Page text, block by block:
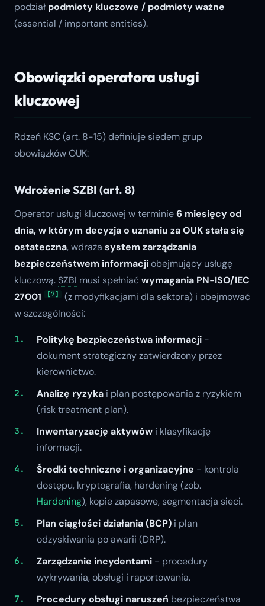
podział podmioty kluczowe / podmioty ważne
(essential / important entities).
Obowiązki operatora usługi
kluczowej
Rdzeń KSC(art. 8-15) definiuje siedem grup
obowiązków OUK:
Wdrożenie SZBI (art. 8)
Operator usługi kluczowej w terminie6 miesięcy od
dnia, w którym decyzja o uznaniu za OUK stała się
ostateczna, wdraża system zarządzania
bezpieczeństwem informacjiobejmujący usługę
kluczową.SZBI musi spełniaćwymagania PN-ISO/IEC
27001
[7]
(z modyfikacjami dla sektora) i obejmować
w szczególności:
Politykę bezpieczeństwa informacji -
dokument strategiczny zatwierdzony przez
kierownictwo.
Analizę ryzyka i plan postępowania z ryzykiem
(risk treatment plan).
Inwentaryzację aktywów i klasyfikację
informacji.
Środki techniczne i organizacyjne - kontrola
dostępu, kryptografia, hardening (zob.
Hardening), kopie zapasowe, segmentacja sieci.
Plan ciągłości działania (BCP) i plan
odzyskiwania po awarii (DRP).
Zarządzanie incydentami - procedury
wykrywania, obsługi i raportowania.
Procedury obsługi naruszeń bezpieczeństwa